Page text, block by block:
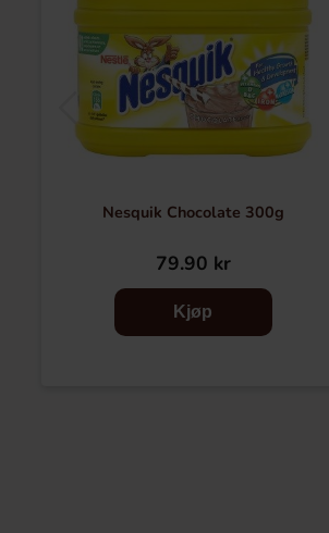
Nesquik Chocolate 300g
79.90 kr
Kjøp